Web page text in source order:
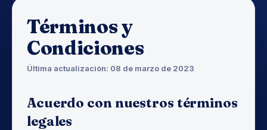
Términos y
Condiciones
Última actualización: 08 de marzo de 2023
Acuerdo con nuestros términos
legales